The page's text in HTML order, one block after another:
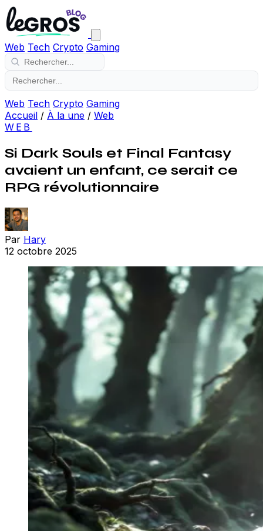
Web Tech Crypto Gaming
Web Tech Crypto Gaming
Accueil / À la une / Web
WEB
Si Dark Souls et Final Fantasy
avaient un enfant, ce serait ce
RPG révolutionnaire
Par Hary
12 octobre 2025